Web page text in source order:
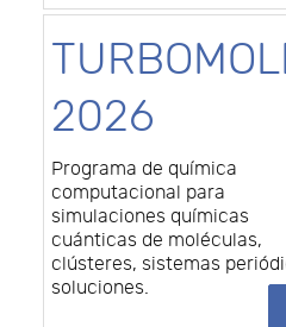
2026
Programa de química
computacional para
simulaciones químicas
cuánticas de moléculas,
clústeres, sistemas
soluciones.